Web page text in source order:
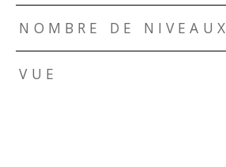
NOMBRE DE NIVEAUX
VUE